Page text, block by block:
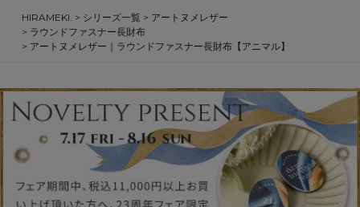
HIRAMEKI. シリーズ一覧
アートヌメレザー
ラウンドファスナー長財布
アートヌメレザー｜ラウンドファスナー長財布【アニマル】